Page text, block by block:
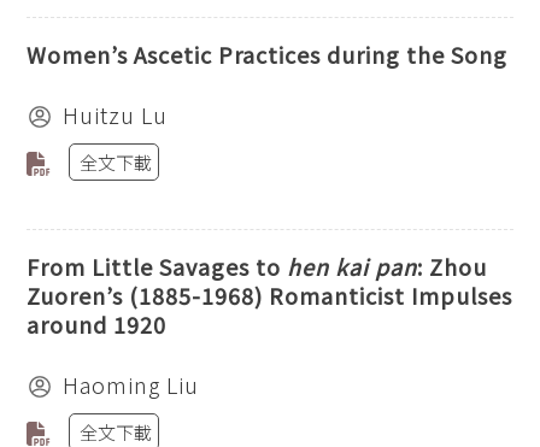
Women’s Ascetic Practices during the Song
Huitzu Lu
全文下載
From Little Savages to hen kai pan: Zhou
Zuoren’s (1885-1968) Romanticist Impulses
around 1920
Haoming Liu
全文下載